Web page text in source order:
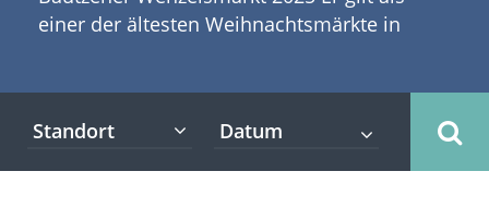
einer der ältesten Weihnachtsmärkte in
1384 zurück. In jenem Jahr 1384 fand an der
heutigen Stelle des Weihnachtsmarktes ein
Standort